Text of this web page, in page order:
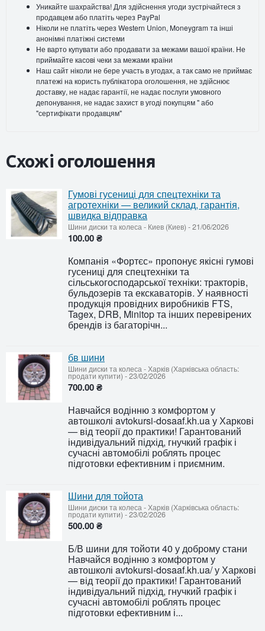
Уникайте шахрайства! Для здійснення угоди зустрічайтеся з
продавцем або платіть через PayPal
Ніколи не платіть через Western Union, Moneygram та інші
анонімні платіжні системи
Не варто купувати або продавати за межами вашої країни. Не
приймайте касові чеки за межами країни
Наш сайт ніколи не бере участь в угодах, а так само не приймає
платежі на користь публікатора оголошення, не здійснює
доставку, не надає гарантії, не надає послуги умовного
депонування, не надає захист в угоді покупцям " або
"сертифікати продавцям"
Схожі оголошення
Гумові гусениці для спецтехніки та
агротехніки — великий склад, гарантія,
швидка відправка
Шини диски та колеса- Киев (Киев) -21/06/2026
100.00 ₴
Компанія «Фортєс» пропонує якісні гумові
гусениці для спецтехніки та
сільськогосподарської техніки: тракторів,
бульдозерів та екскаваторів. У наявності
продукція провідних виробників FTS,
Tagex, DRB, Minitop та інших перевірених
брендів із багаторічн...
бв шини
Шини диски та колеса-Харків (Харківська область:
продати купити) -23/02/2026
700.00 ₴
Навчайся водінню з комфортом у
автошколі avtokursi-dosaaf.kh.ua у Харкові
— від теорії до практики! Гарантований
індивідуальний підхід, гнучкий графік і
сучасні автомобілі роблять процес
підготовки ефективним і приємним.
Шини для тойота
Шини диски та колеса-Харків (Харківська область:
продати купити) -23/02/2026
500.00 ₴
Б/В шини для тойоти 40 у доброму стани
Навчайся водінню з комфортом у
автошколі avtokursi-dosaaf.kh.ua/ у Харкові
— від теорії до практики! Гарантований
індивідуальний підхід, гнучкий графік і
сучасні автомобілі роблять процес
підготовки ефективним і...